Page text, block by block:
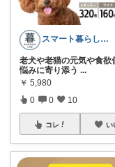
スマート暮らしラボ
老犬や老猫の元気や食欲
悩みに寄り添う ...
￥ 5,980
0 0 10
コレ い